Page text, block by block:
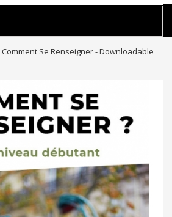
Comment Se Renseigner - Downloadable